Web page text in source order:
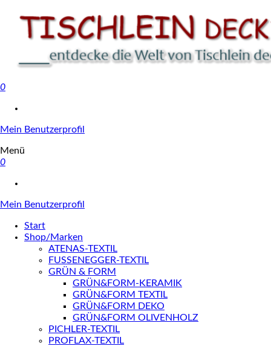
0
Mein Benutzerprofil
Menü
0
Mein Benutzerprofil
Start
Shop/Marken
ATENAS-TEXTIL
FUSSENEGGER-TEXTIL
GRÜN & FORM
GRÜN&FORM-KERAMIK
GRÜN&FORM TEXTIL
GRÜN&FORM DEKO
GRÜN&FORM OLIVENHOLZ
PICHLER-TEXTIL
PROFLAX-TEXTIL